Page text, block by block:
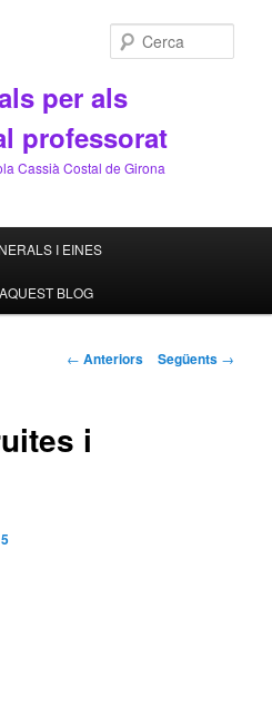
per als
professorat
Cassià Costal de Girona
I EINES
BLOG
Navegació
← Anteriors Següents →
i